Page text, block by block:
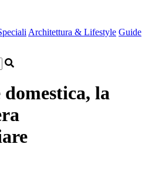
Architettura & Lifestyle Guide
la